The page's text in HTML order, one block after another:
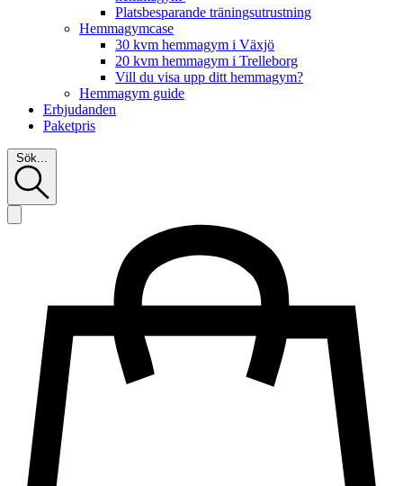
Platsbesparande träningsutrustning
Hemmagymcase
30 kvm hemmagym i Växjö
20 kvm hemmagym i Trelleborg
Vill du visa upp ditt hemmagym?
Hemmagym guide
Erbjudanden
Paketpris
Sök...